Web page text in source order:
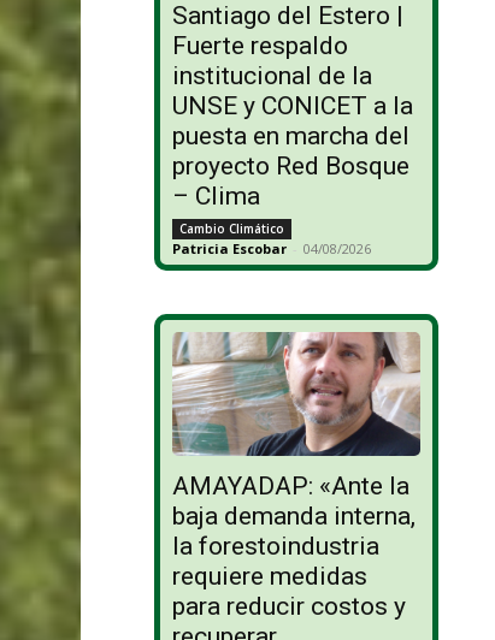
Santiago del Estero |
Fuerte respaldo
institucional de la
UNSE y CONICET a la
puesta en marcha del
proyecto Red Bosque
– Clima
Cambio Climático
Patricia Escobar - 04/08/2026
AMAYADAP: «Ante la
baja demanda interna,
la forestoindustria
requiere medidas
para reducir costos y